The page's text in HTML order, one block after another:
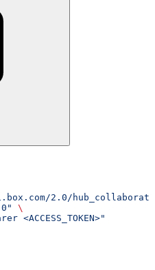
2.0/
\